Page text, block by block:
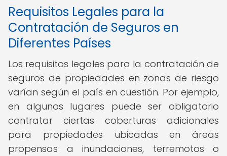
Requisitos Legales para la
Contratación de Seguros en
Diferentes Países
Los requisitos legales para la contratación de
seguros de propiedades en zonas de riesgo
varían según el país en cuestión. Por ejemplo,
en algunos lugares puede ser obligatorio
contratar ciertas coberturas adicionales
para propiedades ubicadas en áreas
propensas a inundaciones, terremotos o